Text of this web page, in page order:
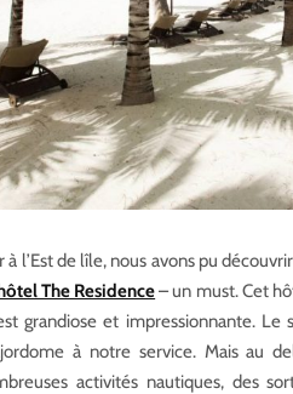
l’Est de lîle, nous avons pu
The Residence– un must. Cet
grandiose et impressionnante.
à notre service. Mais au
activités nautiques, des